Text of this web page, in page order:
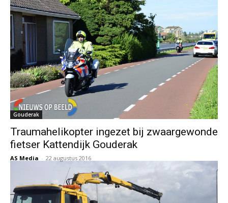
Gouderak
Traumahelikopter ingezet bij zwaargewonde
fietser Kattendijk Gouderak
AS Media - 22 augustus 2016